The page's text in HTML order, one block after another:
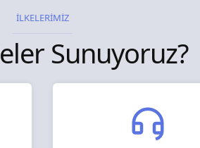
İLKELERİMİZ
Sunuyoruz?